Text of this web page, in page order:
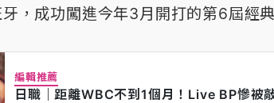
，成功闖進今年3月開打的第6屆經
編輯推薦
日職｜距離WBC不到1個月！Live BP慘被